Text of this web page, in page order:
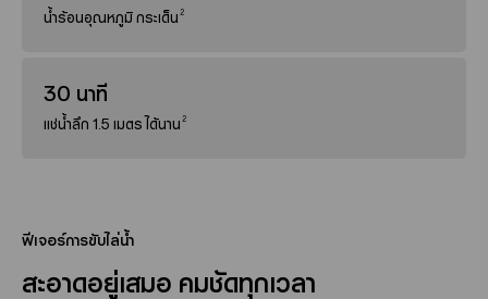
น้ำร้อนอุณหภูมิ กระเด็น 2
30 นาที
แช่น้ำลึก 1.5 เมตร ได้นาน 2
ฟีเจอร์การขับไล่น้ำ
สะอาดอยู่เสมอ คมชัดทุกเวลา